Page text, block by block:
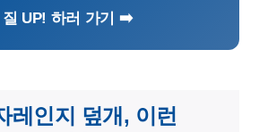
질 UP! 하러 가기 ➡️
레인지 덮개, 이런